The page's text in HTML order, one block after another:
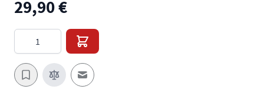
29,90 €
Menge
E-Mail an einen Freund